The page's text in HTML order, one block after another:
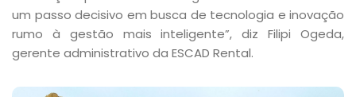
um passo decisivo em busca de tecnologia e inovação
rumo à gestão mais inteligente”, diz Filipi Ogeda,
gerente administrativo da ESCAD Rental.